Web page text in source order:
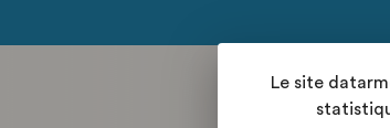
Le site